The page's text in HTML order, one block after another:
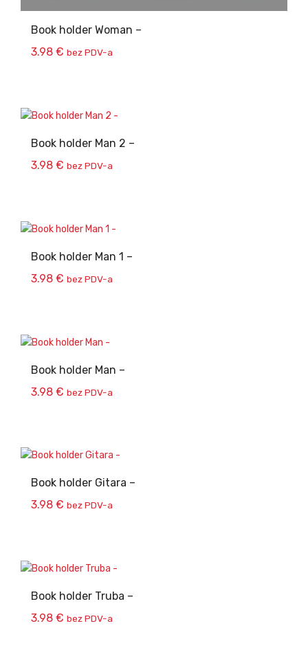
Book holder Woman –
3.98 € bez PDV-a
Book holder Man 2 –
3.98 € bez PDV-a
Book holder Man 1 –
3.98 € bez PDV-a
Book holder Man –
3.98 € bez PDV-a
Book holder Gitara –
3.98 € bez PDV-a
Book holder Truba –
3.98 € bez PDV-a